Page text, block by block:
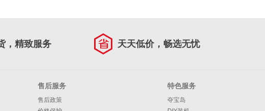
，精致服务 天天低价，畅选无忧
售后服务
售后政策
特色服务
夺宝岛